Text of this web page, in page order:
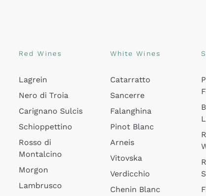
Red Wines
Lagrein
Nero di Troia
Carignano Sulcis
Schioppettino
Rosso di
Montalcino
Morgon
Lambrusco
White Wines
Catarratto
Sancerre
Falanghina
Pinot Blanc
Arneis
Vitovska
Verdicchio
Chenin Blanc